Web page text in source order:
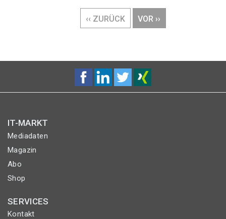
VORHERIGE
SEITE
‹‹ ZURÜCK
NÄCHSTE
SEITE
VOR ››
IT-MARKT
Mediadaten
Magazin
Abo
Shop
SERVICES
Kontakt